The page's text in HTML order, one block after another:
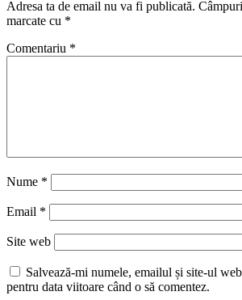
Adresa ta de email nu va fi publicată.
marcate cu *
Comentariu *
Nume *
Email *
Site web
Salvează-mi numele, emailul și site-ul
pentru data viitoare când o să comentez.